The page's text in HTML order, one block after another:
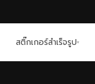
สติ๊กเกอร์สำเร็จรูป▾